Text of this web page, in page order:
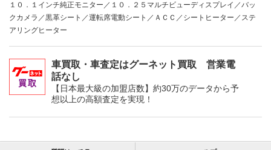
１０．１インチ純正モニター／１０．２５マルチビューディスプレイ／バッ
クカメラ／黒革シート／運転席電動シート／ＡＣＣ／シートヒーター／ステ
アリングヒーター
車買取・車査定はグーネット買取 営業電
話なし
【日本最大級の加盟店数】約30万のデータから予
想以上の高額査定を実現！